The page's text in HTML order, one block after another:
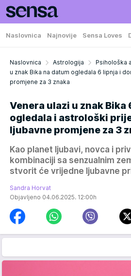
Naslovnica Najnovije Sensa Loves
Naslovnica Astrologija Psihološka
u znak Bika na datum ogledala 6 lipnja i
promjene za 3 znaka
Venera ulazi u znak Bika
ogledala i astrološki
ljubavne promjene za 3
Kao planet ljubavi, novca i
kombinaciji sa senzualnim
stvorit će vrijedne ljubavne
Sandra Horvat
Objavljeno 04.06.2025. 12:00h